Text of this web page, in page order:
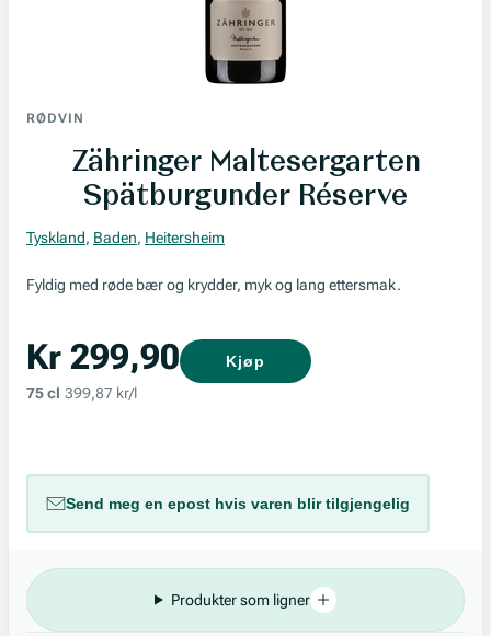
RØDVIN
Zähringer Maltesergarten
Spätburgunder Réserve
Tyskland, Baden, Heitersheim
Fyldig med røde bær og krydder, myk og lang ettersmak.
Kr 299,90
75 cl 399,87 kr/l
Kjøp
Send meg en epost hvis varen blir tilgjengelig
Produkter som ligner